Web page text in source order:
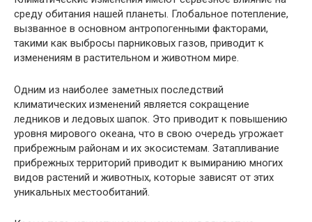
среду обитания нашей планеты. Глобальное потепление,
вызванное в основном антропогенными факторами,
такими как выбросы парниковых газов, приводит к
изменениям в растительном и животном мире.
Одним из наиболее заметных последствий
климатических изменений является сокращение
ледников и ледовых шапок. Это приводит к повышению
уровня мирового океана, что в свою очередь угрожает
прибрежным районам и их экосистемам. Затапливание
прибрежных территорий приводит к вымиранию многих
видов растений и животных, которые зависят от этих
уникальных местообитаний.